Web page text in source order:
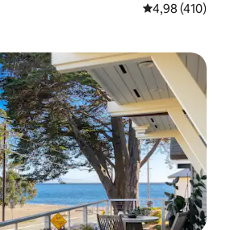
4,98 av 5 i
4,98 (410)